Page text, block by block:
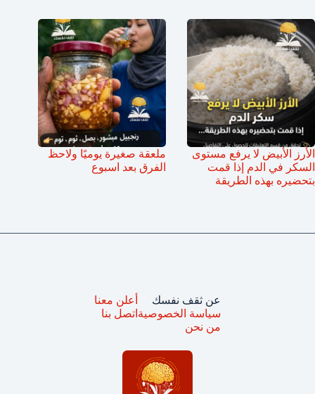
الأرز الأبيض لا يرفع مستوى
السكر في الدم إذا قمت
بتحضيره بهذه الطريقة
ملعقة صغيرة يوميًا ولاحظ
الفرق بعد اسبوع
عن ثقف نفسك
سياسة الخصوصية
من نحن
أعلن معنا
اتصل بنا